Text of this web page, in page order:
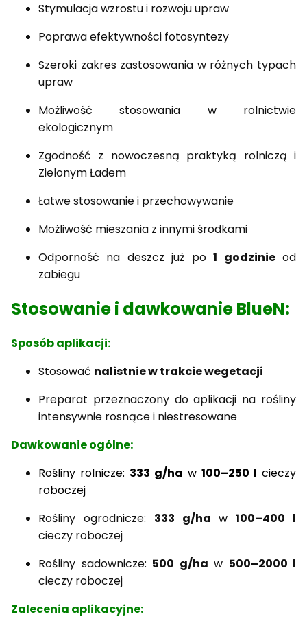
Stymulacja wzrostu i rozwoju upraw
Poprawa efektywności fotosyntezy
Szeroki zakres zastosowania w różnych typach
upraw
Możliwość stosowania w rolnictwie
ekologicznym
Zgodność z nowoczesną praktyką rolniczą i
Zielonym Ładem
Łatwe stosowanie i przechowywanie
Możliwość mieszania z innymi środkami
Odporność na deszcz już po1 godzinieod
zabiegu
Stosowanie i dawkowanie BlueN:
Sposób aplikacji:
Stosować nalistnie w trakcie wegetacji
Preparat przeznaczony do aplikacji na rośliny
intensywnie rosnące i niestresowane
Dawkowanie ogólne:
Rośliny rolnicze: 333 g/ha w 100–250 l cieczy
roboczej
Rośliny ogrodnicze: 333 g/ha w100–400 l
cieczy roboczej
Rośliny sadownicze: 500 g/ha w 500–2000 l
cieczy roboczej
Zalecenia aplikacyjne: